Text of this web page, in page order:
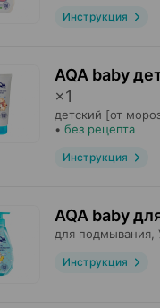
Инструкция
AQA baby
×1
детский [от
• без рецепта
Инструкция
AQA baby
для подмывания,
Инструкция